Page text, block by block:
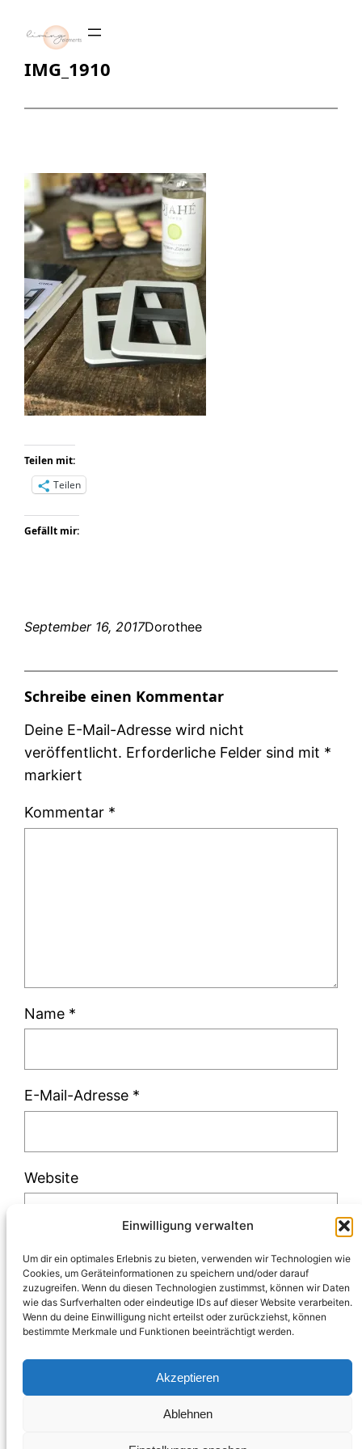
Einwilligung verwalten
Um dir ein optimales Erlebnis zu bieten, verwenden wir Technologien wie
Cookies, um Geräteinformationen zu speichern und/oder darauf
zuzugreifen. Wenn du diesen Technologien zustimmst, können wir Daten
wie das Surfverhalten oder eindeutige IDs auf dieser Website verarbeiten.
Wenn du deine Einwilligung nicht erteilst oder zurückziehst, können
bestimmte Merkmale und Funktionen beeinträchtigt werden.
Akzeptieren
Ablehnen
Inhalt
springen
IMG_1910
Teilen mit:
Teilen
Gefällt mir:
September 16, 2017Dorothee
Schreibe einen Kommentar
Deine E-Mail-Adresse wird nicht
veröffentlicht. Erforderliche Felder sind mit *
markiert
Kommentar *
Name *
E-Mail-Adresse *
Website
Diese Website verwendet Akismet, um Spam
zu reduzieren.Erfahre, wie deine
Kommentardaten verarbeitet werden.